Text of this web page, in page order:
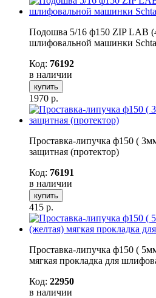
Подошва 5/16 ф150 ZIP LAB
шлифовальной машинки
Код: 76192
в наличии
купить
1970 р.
Проставка-липучка ф150 (
защитная (протектор)
Код: 76191
в наличии
купить
415 р.
Проставка-липучка ф150 (
мягкая прокладка для
Код: 22950
в наличии